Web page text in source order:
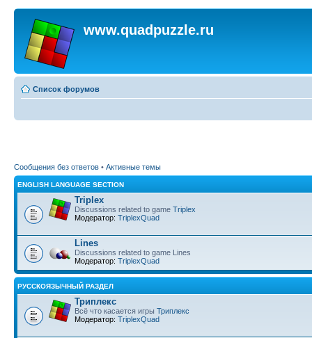
www.quadpuzzle.ru
Список форумов
Сообщения без ответов • Активные темы
ENGLISH LANGUAGE SECTION
Triplex
Discussions related to game Triplex
Модератор: TriplexQuad
Lines
Discussions related to game Lines
Модератор: TriplexQuad
РУССКОЯЗЫЧНЫЙ РАЗДЕЛ
Триплекс
Всё что касается игры Триплекс
Модератор: TriplexQuad